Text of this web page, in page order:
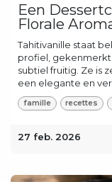
Een
Florale
Tahitivanille staat
profiel, gekenmerkt
subtiel fruitig. Ze is
een elegante en
famille recettes
27 feb. 2026